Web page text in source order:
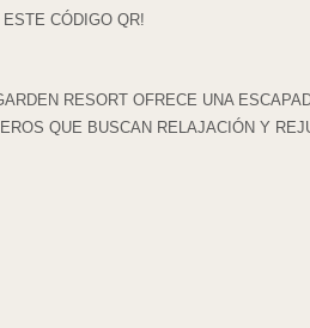
CÓDIGO QR!
RESORT OFRECE UNA
QUE BUSCAN RELAJACIÓN Y